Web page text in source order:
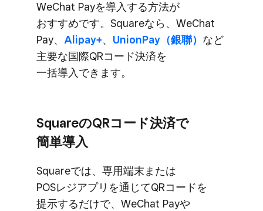
WeChat Payを​導入する​方​法が​
おすすめです。​Squareなら、​WeChat
Pay、 ​Alipay+、 ​UnionPay​（銀聯） など​
主要な​国際QRコード決済を​
一括導入できます。
Squareの​QRコード決済で​
簡単導入
Squareでは、​専用端末または​
POSレジアプリを​通じて​QRコードを​
提示するだけで、​WeChat Payや​